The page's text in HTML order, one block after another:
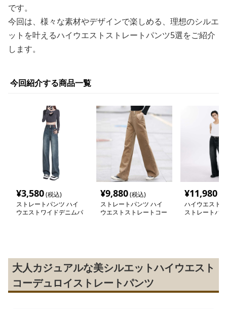
です。
今回は、様々な素材やデザインで楽しめる、理想のシルエ
ットを叶えるハイウエストストレートパンツ5選をご紹介
します。
今回紹介する商品一覧
¥3,580(税込)
ストレートパンツ ハイ
ウエストワイドデニムパ
¥9,880(税込)
ストレートパンツ ハイ
ウエストストレートコー
¥11,980
ハイウエスト
ストレートパ
大人カジュアルな美シルエットハイウエスト
コーデュロイストレートパンツ